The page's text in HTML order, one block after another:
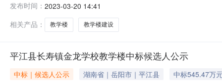
金龙学校教学楼建设单位：平江县长寿学区管理办公室
学校教学楼项
发布时间： 2023-03-20 14:41
相关产品：
教学楼 教学楼建设
平江县长寿镇金龙学校教学楼中标候选人公示
中标｜候选人公示 湖南省｜岳阳市｜平江县
中标545.47万